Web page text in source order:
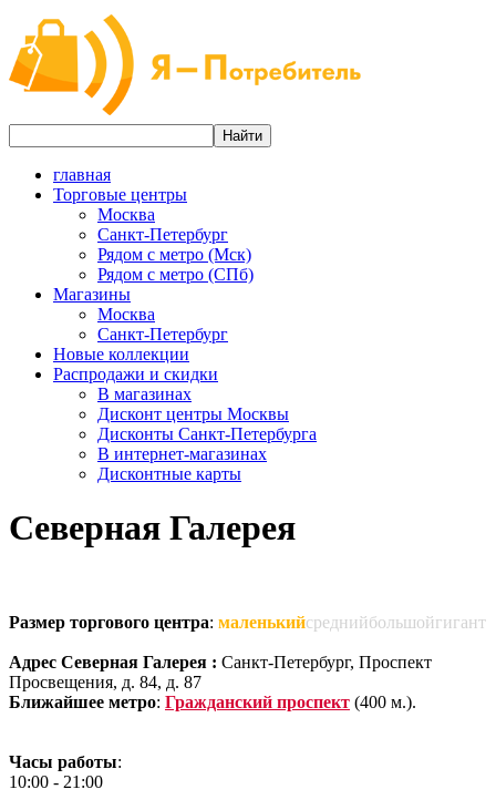
главная
Торговые центры
Москва
Санкт-Петербург
Рядом с метро (Мск)
Рядом с метро (СПб)
Магазины
Москва
Санкт-Петербург
Новые коллекции
Распродажи и скидки
В магазинах
Дисконт центры Москвы
Дисконты Санкт-Петербурга
В интернет-магазинах
Дисконтные карты
Северная Галерея
Размер торгового центра: маленькийсреднийбольшойгигант
Адрес Северная Галерея : Санкт-Петербург, Проспект
Просвещения, д. 84, д. 87
Ближайшее метро: Гражданский проспект (400 м.).
Часы работы:
10:00 - 21:00